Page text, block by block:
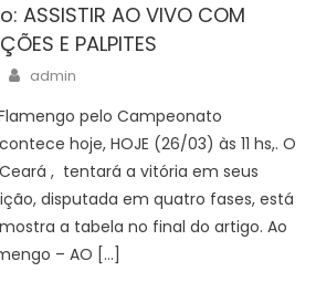
ASSISTIR AO VIVO COM
E PALPITES
Author
admin
pelo Campeonato
acontece hoje, HOJE (26/03) às 11 hs,. O
, tentará a vitória em seus
disputada em quatro fases, está
a tabela no final do artigo. Ao
– AO […]